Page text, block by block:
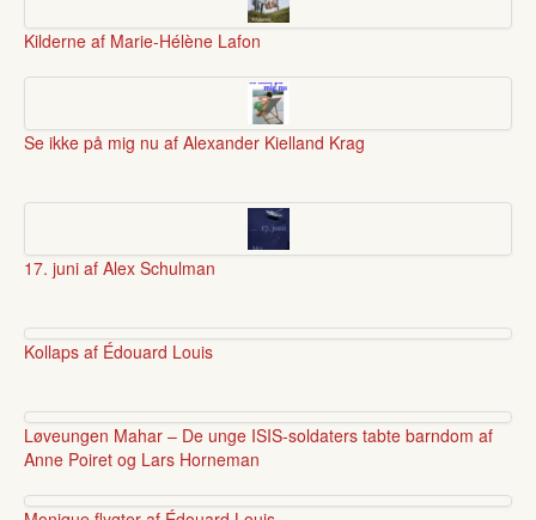
Kilderne af Marie-Hélène Lafon
Se ikke på mig nu af Alexander Kielland Krag
17. juni af Alex Schulman
Kollaps af Édouard Louis
Løveungen Mahar – De unge ISIS-soldaters tabte barndom af
Anne Poiret og Lars Horneman